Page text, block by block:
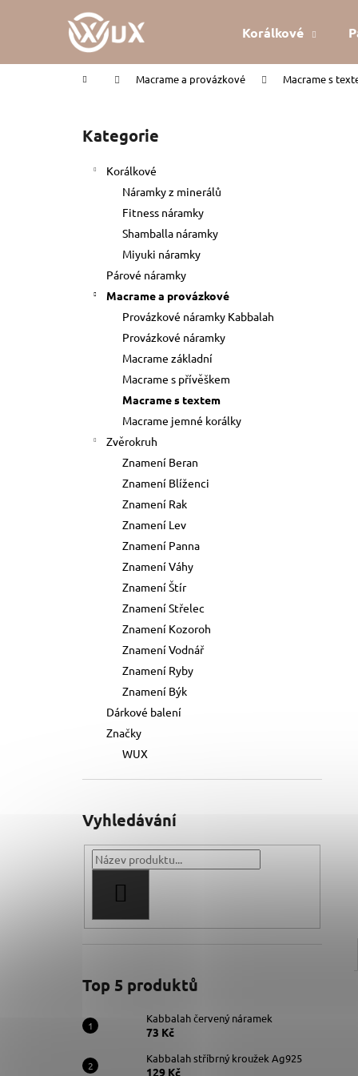
Korálkové
Domů Macrame a provázkové Macrame s
Přeskočit
kategorie
Kategorie
Korálkové
Náramky z minerálů
Fitness náramky
Shamballa náramky
Miyuki náramky
Párové náramky
Macrame a provázkové
Provázkové náramky Kabbalah
Provázkové náramky
Macrame základní
Macrame s přívěškem
Macrame s textem
Macrame jemné korálky
Zvěrokruh
Znamení Beran
Znamení Blíženci
Znamení Rak
Znamení Lev
Znamení Panna
Znamení Váhy
Znamení Štír
Znamení Střelec
Znamení Kozoroh
Znamení Vodnář
Znamení Ryby
Znamení Býk
Dárkové balení
Značky
WUX
Vyhledávání
Top 5 produktů
Kabbalah červený náramek
73 Kč
Kabbalah stříbrný kroužek Ag925
129 Kč
í
Zpět
do
Zpět
do
KABBALAH ČERVENÝ NÁRAMEK
Původně: 89 Kč